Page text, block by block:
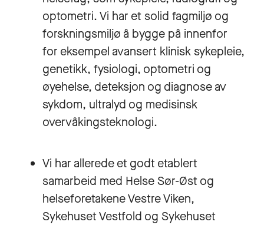
optometri. Vi har et solid fagmiljø og
forskningsmiljø å bygge på innenfor
for eksempel avansert klinisk sykepleie,
genetikk, fysiologi, optometri og
øyehelse, deteksjon og diagnose av
sykdom, ultralyd og medisinsk
overvåkingsteknologi.
Vi har allerede et godt etablert
samarbeid med Helse Sør-Øst og
helseforetakene Vestre Viken,
Sykehuset Vestfold og Sykehuset